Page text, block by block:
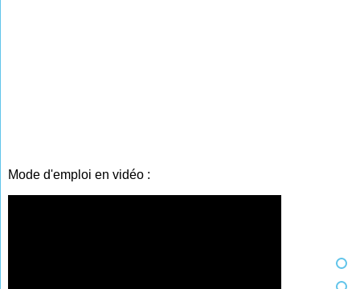
Mode d'emploi en vidéo :